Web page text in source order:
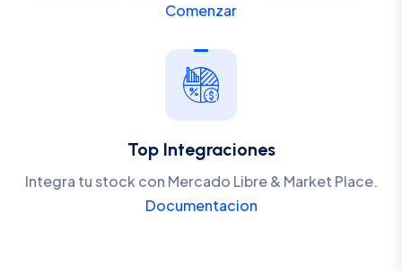
Comenzar
Top Integraciones
Integra tu stock con Mercado Libre & Market Place.
Documentacion